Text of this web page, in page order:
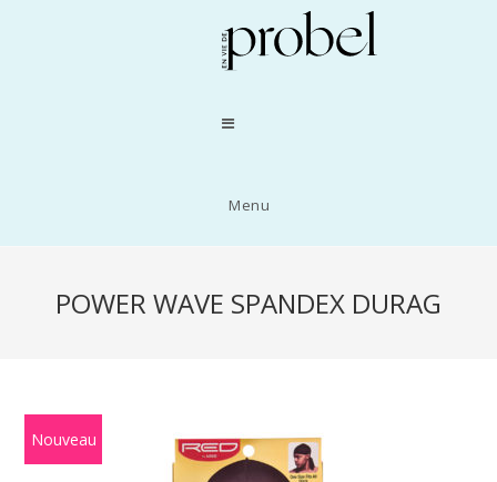
Menu
POWER WAVE SPANDEX DURAG
Nouveau